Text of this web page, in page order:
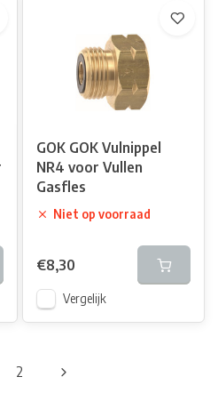
GOK GOK Vulnippel
NR4 voor Vullen
Gasfles
Niet op voorraad
€8,30
Vergelijk
2